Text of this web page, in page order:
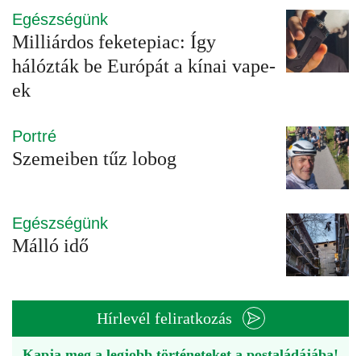
Egészségünk
Milliárdos feketepiac: Így
hálózták be Európát a kínai vape-
ek
Portré
Szemeiben tűz lobog
Egészségünk
Málló idő
Hírlevél feliratkozás